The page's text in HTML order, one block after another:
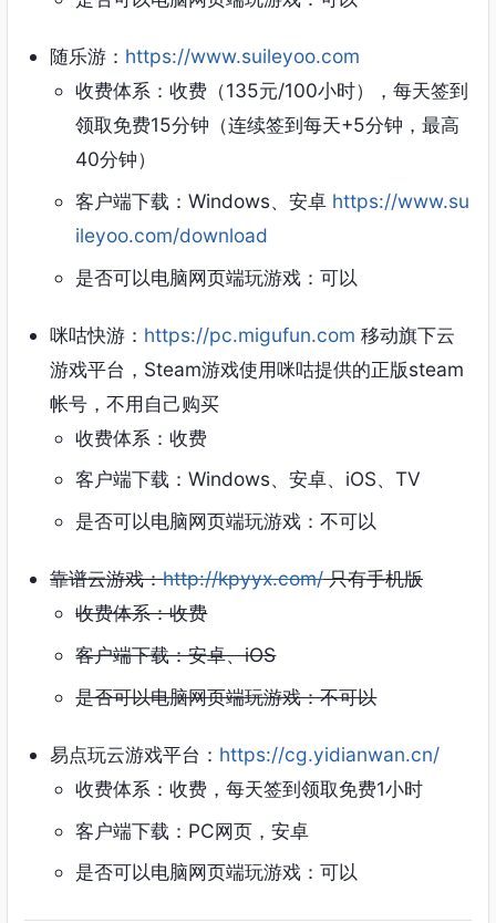
随乐游： https://www.suileyoo.com
收费体系：收费（135元/100小时），每天签到
领取免费15分钟（连续签到每天+5分钟，最高
40分钟）
客户端下载：Windows、安卓 https://www.su
ileyoo.com/download
是否可以电脑网页端玩游戏：可以
咪咕快游： https://pc.migufun.com 移动旗下云
游戏平台，Steam游戏使用咪咕提供的正版steam
帐号，不用自己购买
收费体系：收费
客户端下载：Windows、安卓、iOS、TV
是否可以电脑网页端玩游戏：不可以
靠谱云游戏：http://kpyyx.com/只有手机版
收费体系：收费
客户端下载：安卓、iOS
是否可以电脑网页端玩游戏：不可以
易点玩云游戏平台： https://cg.yidianwan.cn/
收费体系：收费，每天签到领取免费1小时
客户端下载：PC网页，安卓
是否可以电脑网页端玩游戏：可以